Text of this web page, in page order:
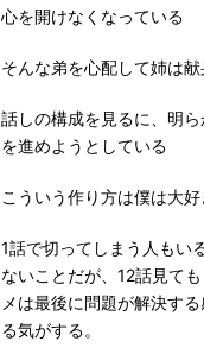
心を開けなくなっている
そんな弟を心配して姉は
話しの構成を見るに、明
を進めようとしている
こういう作り方は僕は大好
1話で切ってしまう人もい
ないことだが、12話見て
メは最後に問題が解決す
る気がする。